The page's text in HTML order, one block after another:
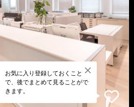
お気に入り登録しておくこと
で、後でまとめて見ることがで
きます。